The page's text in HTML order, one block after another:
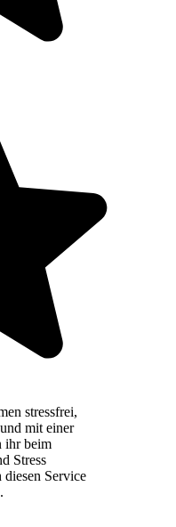
stressfrei,
mit einer
ihr beim
Stress
Service